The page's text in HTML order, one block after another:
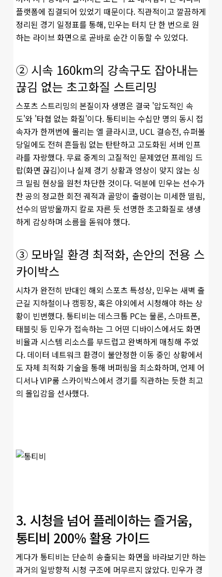
플랫폼에 집결되어 있었기 때문이다. 직관적이고 깔끔하게
정리된 경기 일정표를 통해, 민우는 터치 단 한 번으로 원
하는 라이브 화면으로 곧바로 순간 이동할 수 있었다.
② 시속 160km의 강속구도 잡아내는
끊김 없는 초고화질 스트리밍
스포츠 스트리밍의 본질이자 생명은 결국 '압도적인 속
도'와 '타협 없는 화질'이다. 통티비는 수십만 명의 동시 접
속자가 한꺼번에 몰리는 엘 클라시코, UCL 결승전, 슈퍼볼
당일에도 전혀 흔들림 없는 탄탄하고 고도화된 서버 인프
라를 자랑했다. 무료 중계의 고질적인 문제였던 프레임 드
랍(화면 끊김)이나 실제 경기 상황과 영상이 맞지 않는 싱
크 밀림 현상을 원천 차단한 것이다. 덕분에 민우는 선수가
찬 공의 정교한 회전 궤적과 골망이 출렁이는 미세한 떨림,
선수의 땀방울까지 칼로 자른 듯 선명한 초고화질로 생생
하게 감상하며 소름을 돋워야 했다.
③ 모바일 환경 최적화, 손안의 전용 스
카이박스
시차가 완전히 반대인 해외 스포츠 특성상, 민우는 새벽 출
근길 지하철이나 캠핑장, 혹은 야외에서 시청해야 하는 상
황이 빈번했다. 통티비는 데스크톱 PC는 물론, 스마트폰,
태블릿 등 민우가 접속하는 그 어떤 디바이스에서도 화면
비율과 시스템 리소스를 부드럽고 완벽하게 매칭해 주었
다. 데이터 네트워크 환경이 불안정한 이동 중인 상황에서
도 자체 최적화 기술을 통해 버퍼링을 최소화하며, 언제 어
디서나 VIP룸 스카이박스에서 경기를 직관하는 듯한 최고
의 몰입감을 선사했다.
3. 시청을 넘어 플레이하는 즐거움,
통티비 200% 활용 가이드
게다가 통티비는 단순히 송출되는 화면을 바라보기만 하는
과거의 일방향적 시청 구조에 머무르지 않았다. 민우가 경